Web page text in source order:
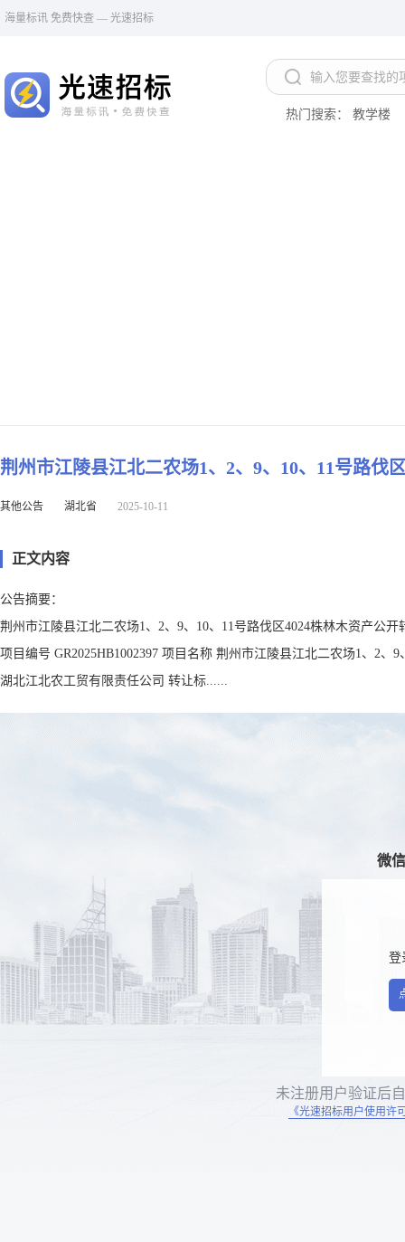
海量标讯 免费快查 — 光速招标
热门搜索： 教学楼
荆州市江陵县江北二农场1、2、9、10、11号路伐
其他公告 湖北省 2025-10-11
正文内容
公告摘要：
荆州市江陵县江北二农场1、2、9、10、11号路伐区4024株林木资产公开
项目编号 GR2025HB1002397 项目名称 荆州市江陵县江北二农场1、2
湖北江北农工贸有限责任公司 转让标......
微
登
未注册用户验证后
《光速招标用户使用许